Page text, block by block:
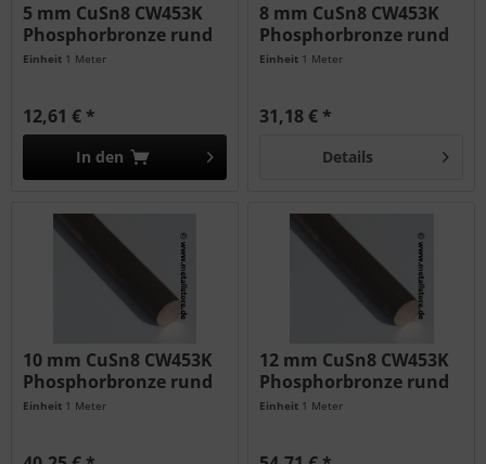
5 mm CuSn8 CW453K
Phosphorbronze rund
Einheit 1 Meter
12,61 € *
In den
8 mm CuSn8 CW453K
Phosphorbronze rund
Einheit 1 Meter
31,18 € *
Details
10 mm CuSn8 CW453K
Phosphorbronze rund
Einheit 1 Meter
12 mm CuSn8 CW453K
Phosphorbronze rund
Einheit 1 Meter